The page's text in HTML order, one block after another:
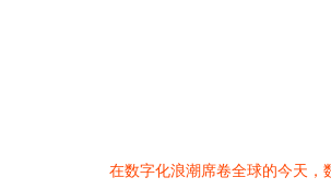
在数字化浪潮席卷全球的今天，